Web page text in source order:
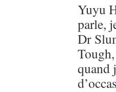
Yuyu
parle,
Dr
quand